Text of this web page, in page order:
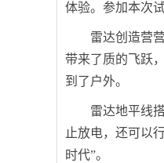
体验。参加本次
雷达创造营
带来了质的飞跃
到了户外。
雷达地平线
止放电，还可以
时代”。